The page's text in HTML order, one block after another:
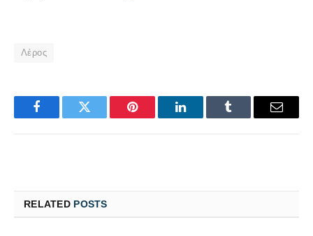
Λέρος
FacebookTwitter Pinterest LinkedInTumblr Email
RELATED POSTS